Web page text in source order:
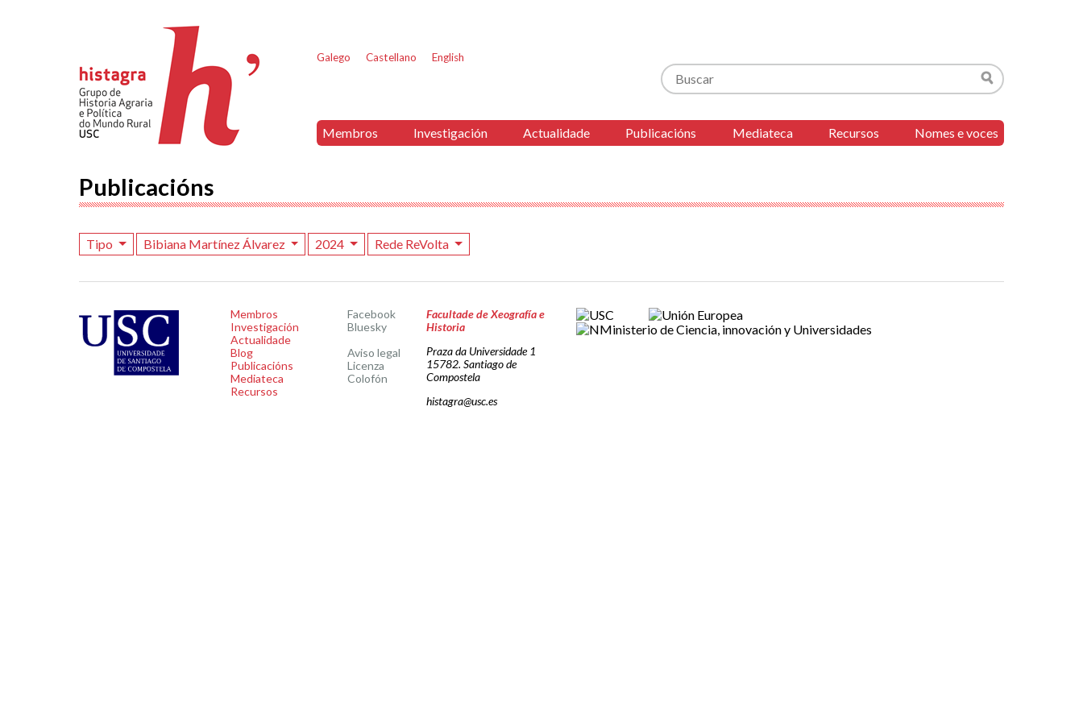
Galego Castellano English
Buscar
Buscar
Membros Investigación Actualidade Publicacións Mediateca Recursos Nomes e voces
Publicacións
Tipo Bibiana Martínez Álvarez 2024 Rede ReVolta
Membros
Investigación
Actualidade
Blog
Publicacións
Mediateca
Recursos
Facebook
Bluesky
Aviso legal
Licenza
Colofón
Facultade de Xeografía e
Historia
Praza da Universidade 1
15782. Santiago de
Compostela
histagra@usc.es